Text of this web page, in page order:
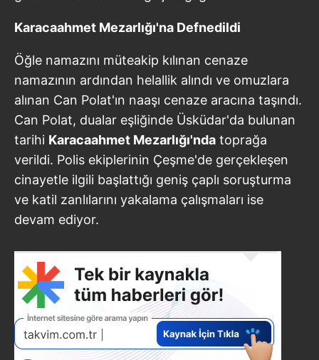
Karacaahmet Mezarlığı'na Defnedildi
Öğle namazını müteakip kılınan cenaze
namazının ardından helallik alındı ve omuzlara
alınan Can Polat'ın naaşı cenaze aracına taşındı.
Can Polat, dualar eşliğinde Üsküdar'da bulunan
tarihi Karacaahmet Mezarlığı'nda toprağa
verildi. Polis ekiplerinin Çeşme'de gerçekleşen
cinayetle ilgili başlattığı geniş çaplı soruşturma
ve katil zanlılarını yakalama çalışmaları ise
devam ediyor.